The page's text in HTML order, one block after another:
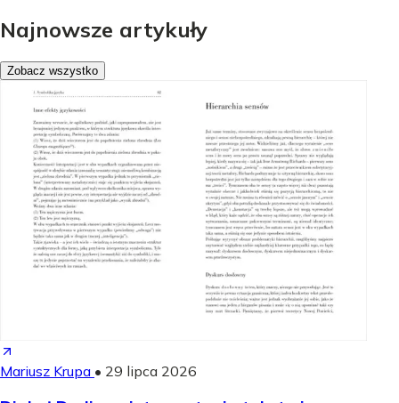
Najnowsze artykuły
Zobacz wszystko
Mariusz Krupa • 29 lipca 2026